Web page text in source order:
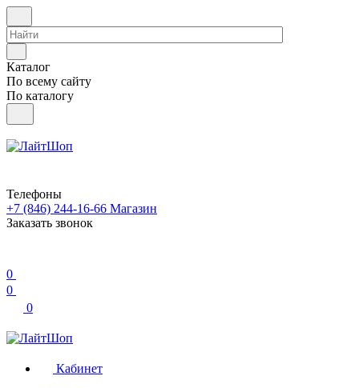
Каталог
По всему сайту
По каталогу
Телефоны
+7 (846) 244-16-66 Магазин
Заказать звонок
0
0
0
Кабинет